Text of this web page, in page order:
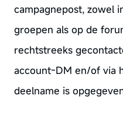
campagnepost, zowel
groepen als op de
rechtstreeks
account-DM en/of via
deelname is